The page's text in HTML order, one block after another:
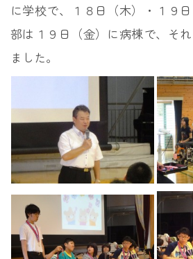
に学校で、１８日（木）・１９
部は１９日（金）に病棟で、そ
ました。